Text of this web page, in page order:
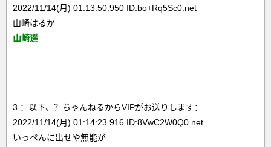
2022/11/14(月) 01:13:50.950 ID:bo+Rq5Sc0.net
山崎はるか
山崎遥
3 ：以下、？ちゃんねるからVIPがお送りします：
2022/11/14(月) 01:14:23.916 ID:8VwC2W0Q0.net
いっぺんに出せや無能が